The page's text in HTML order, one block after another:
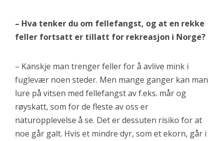
– Hva tenker du om fellefangst, og at en rekke
feller fortsatt er tillatt for rekreasjon i Norge?
– Kanskje man trenger feller for å avlive mink i
fuglevær noen steder. Men mange ganger kan man
lure på vitsen med fellefangst av f.eks. mår og
røyskatt, som for de fleste av oss er
naturopplevelse å se. Det er dessuten risiko for at
noe går galt. Hvis et mindre dyr, som et ekorn, går i